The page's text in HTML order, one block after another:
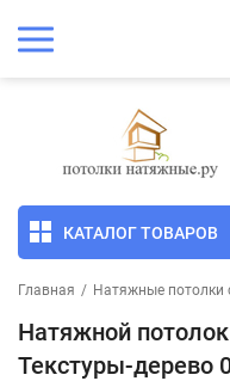
КАТАЛОГ ТОВАРОВ
Главная / Натяжные потолки
Натяжной
Текстуры-дерево